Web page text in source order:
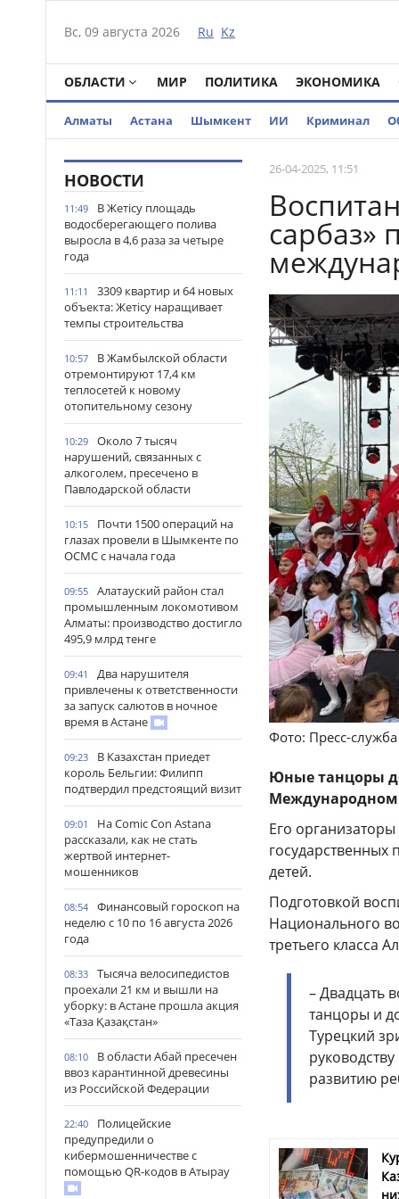
Вс, 09 августа 2026 Ru Kz
ОБЛАСТИ МИР ПОЛИТИКА ЭКОНОМИКА
Алматы Астана Шымкент ИИ Криминал
НОВОСТИ
11:49
В Жетісу площадь
водосберегающего полива
выросла в 4,6 раза за четыре
года
11:11
3309 квартир и 64 новых
объекта: Жетісу наращивает
темпы строительства
10:57
В Жамбылской области
отремонтируют 17,4 км
теплосетей к новому
отопительному сезону
10:29
Около 7 тысяч
нарушений, связанных с
алкоголем, пресечено в
Павлодарской области
10:15
Почти 1500 операций на
глазах провели в Шымкенте по
ОСМС с начала года
09:55
Алатауский район стал
промышленным локомотивом
Алматы: производство достигло
495,9 млрд тенге
09:41
Два нарушителя
привлечены к ответственности
за запуск салютов в ночное
время в Астане
09:23
В Казахстан приедет
король Бельгии: Филипп
подтвердил предстоящий визит
09:01
На Comic Con Astana
рассказали, как не стать
жертвой интернет-
мошенников
08:54
Финансовый гороскоп на
неделю с 10 по 16 августа 2026
года
08:33
Тысяча велосипедистов
проехали 21 км и вышли на
уборку: в Астане прошла акция
«Таза Қазақстан»
08:10
В области Абай пресечен
ввоз карантинной древесины
из Российской Федерации
22:40
Полицейские
предупредили о
кибермошенничестве с
помощью QR-кодов в Атырау
26-04-2025, 11:51
сарбаз»
Фото: Пресс-
Юные танцоры
Международном
Его
государственных
детей.
Подготовкой
Национального
третьего класса
– Двадцать
танцоры и
Турецкий
развитию